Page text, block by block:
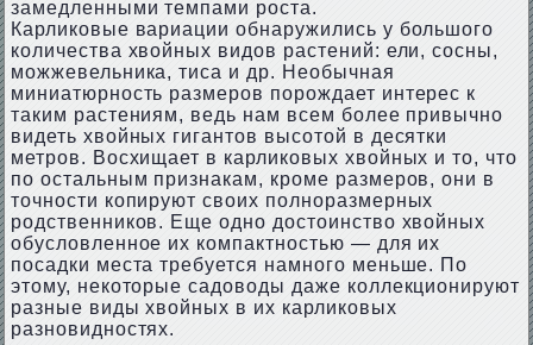
замедленными темпами роста.
Карликовые вариации обнаружились у большого
количества хвойных видов растений: ели, сосны,
можжевельника, тиса и др. Необычная
миниатюрность размеров порождает интерес к
таким растениям, ведь нам всем более привычно
видеть хвойных гигантов высотой в десятки
метров. Восхищает в карликовых хвойных и то, что
по остальным признакам, кроме размеров, они в
точности копируют своих полноразмерных
родственников. Еще одно достоинство хвойных
обусловленное их компактностью — для их
посадки места требуется намного меньше. По
этому, некоторые садоводы даже коллекционируют
разные виды хвойных в их карликовых
разновидностях.